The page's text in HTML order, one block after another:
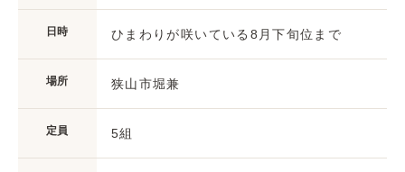
日時 ひまわりが咲いている8月下旬位まで
場所 狭山市堀兼
定員 5組